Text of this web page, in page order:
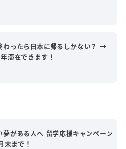
わったら日本に帰るしかない？ →
滞在できます！
夢がある人へ 留学応援キャンペーン
まで！